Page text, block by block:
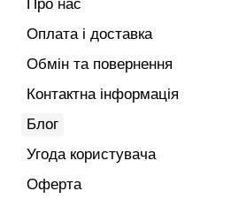
Про нас
Оплата і доставка
Обмін та повернення
Контактна інформація
Блог
Угода користувача
Оферта